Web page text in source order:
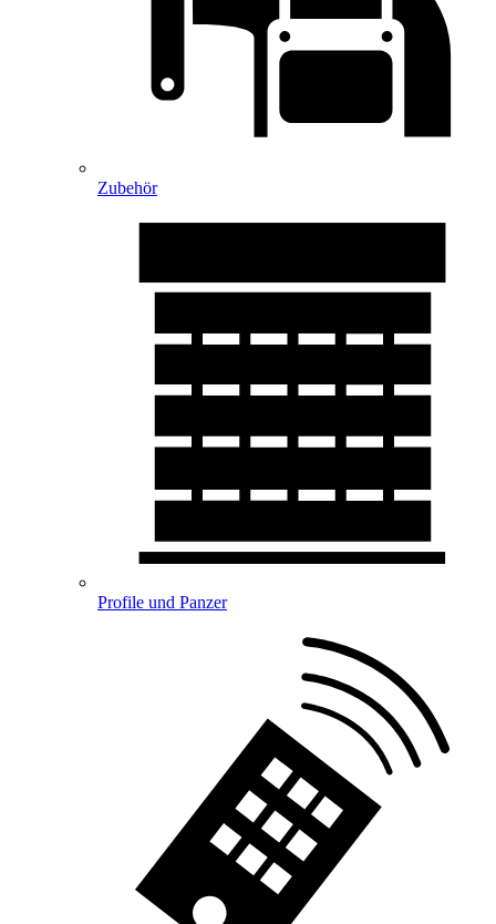
Zubehör
Profile und Panzer